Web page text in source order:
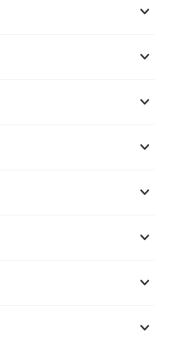
keyboard_arrow_down
keyboard_arrow_down
keyboard_arrow_down
keyboard_arrow_down
keyboard_arrow_down
keyboard_arrow_down
keyboard_arrow_down
keyboard_arrow_down